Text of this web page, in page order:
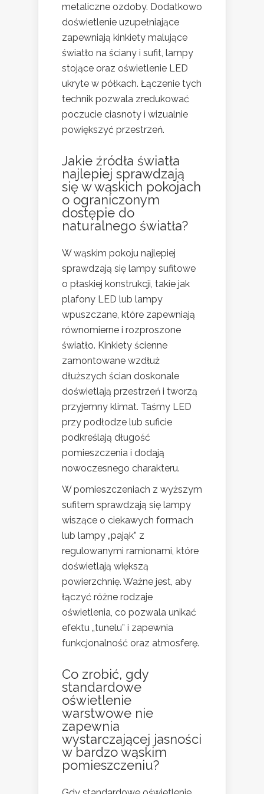
metaliczne ozdoby. Dodatkowo
doświetlenie uzupełniające
zapewniają kinkiety malujące
światło na ściany i sufit, lampy
stojące oraz oświetlenie LED
ukryte w półkach. Łączenie tych
technik pozwala zredukować
poczucie ciasnoty i wizualnie
powiększyć przestrzeń.
Jakie źródła światła
najlepiej sprawdzają
się w wąskich pokojach
o ograniczonym
dostępie do
naturalnego światła?
W wąskim pokoju najlepiej
sprawdzają się lampy sufitowe
o płaskiej konstrukcji, takie jak
plafony LED lub lampy
wpuszczane, które zapewniają
równomierne i rozproszone
światło. Kinkiety ścienne
zamontowane wzdłuż
dłuższych ścian doskonale
doświetlają przestrzeń i tworzą
przyjemny klimat. Taśmy LED
przy podłodze lub suficie
podkreślają długość
pomieszczenia i dodają
nowoczesnego charakteru.
W pomieszczeniach z wyższym
sufitem sprawdzają się lampy
wiszące o ciekawych formach
lub lampy „pająk” z
regulowanymi ramionami, które
doświetlają większą
powierzchnię. Ważne jest, aby
łączyć różne rodzaje
oświetlenia, co pozwala unikać
efektu „tunelu” i zapewnia
funkcjonalność oraz atmosferę.
Co zrobić, gdy
standardowe
oświetlenie
warstwowe nie
zapewnia
wystarczającej jasności
w bardzo wąskim
pomieszczeniu?